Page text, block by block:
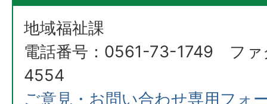
地域福祉課
電話番号：0561-73-1749 フ
4554
ご意見・お問い合わせ専用フォ